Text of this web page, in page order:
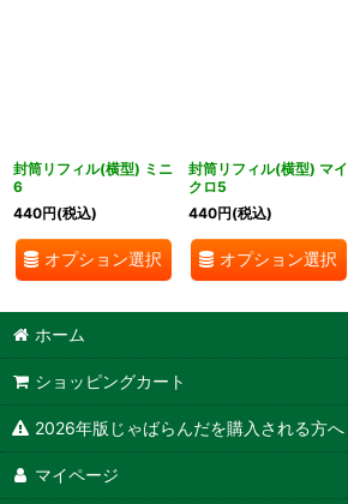
封筒リフィル(横型) ミニ
6
440円(税込)
オプション選択
封筒リフィル(横型) マイ
クロ5
440円(税込)
オプション選択
ホーム
ショッピングカート
2026年版じゃばらんだを購入される方へ
マイページ